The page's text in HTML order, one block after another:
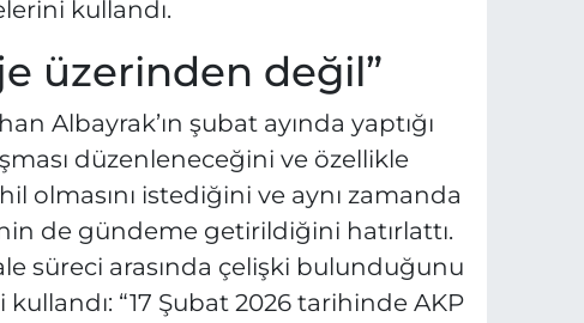
kullandı.
üzerinden değil”
Albayrak’ın şubat ayında yaptığı
düzenleneceğini ve özellikle
olmasını istediğini ve aynı zamanda
de gündeme getirildiğini hatırlattı.
süreci arasında çelişki bulunduğunu
“17 Şubat 2026 tarihinde AKP